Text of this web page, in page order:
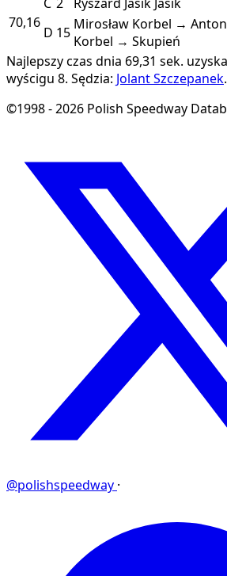
70,16
D 15 Mirosław Korbel →
Korbel → Skupień
Najlepszy czas dnia 69,31 sek.
wyścigu 8. Sędzia: Jolant Szczepanek.
©1998 - 2026 Polish Speedway
@polishspeedway ·